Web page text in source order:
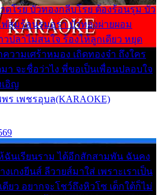
ดโรย บัวทองกลีบโรย ต้องร้อนรุม บัว
สุมร้อนรุมอุรา บัวทองผ่ายผอม
ปลาไม่สนใจ ร้องไห้ลูกเดียว หยุด
ความเศร้าหมอง เถิดทองจ๋า ถึงใคร
มา จะชื่อว่าไง พี่ขอเป็นเพื่อนปลอบใจ
เอิญ
ร เพชรอุบล(KARAOKE)
ฉันเรียนราม ได้อีกสักสามพัน ฉันคง
เกงยีนส์ ลีวายส์มาใส่ เพราะเราเป็น
ดียว อยากจะโชว์ถึงหิวโซ เด็กใต้ก็ไม่